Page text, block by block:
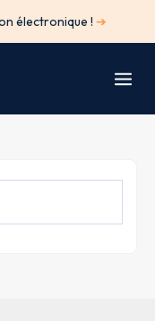
électronique ! ➔